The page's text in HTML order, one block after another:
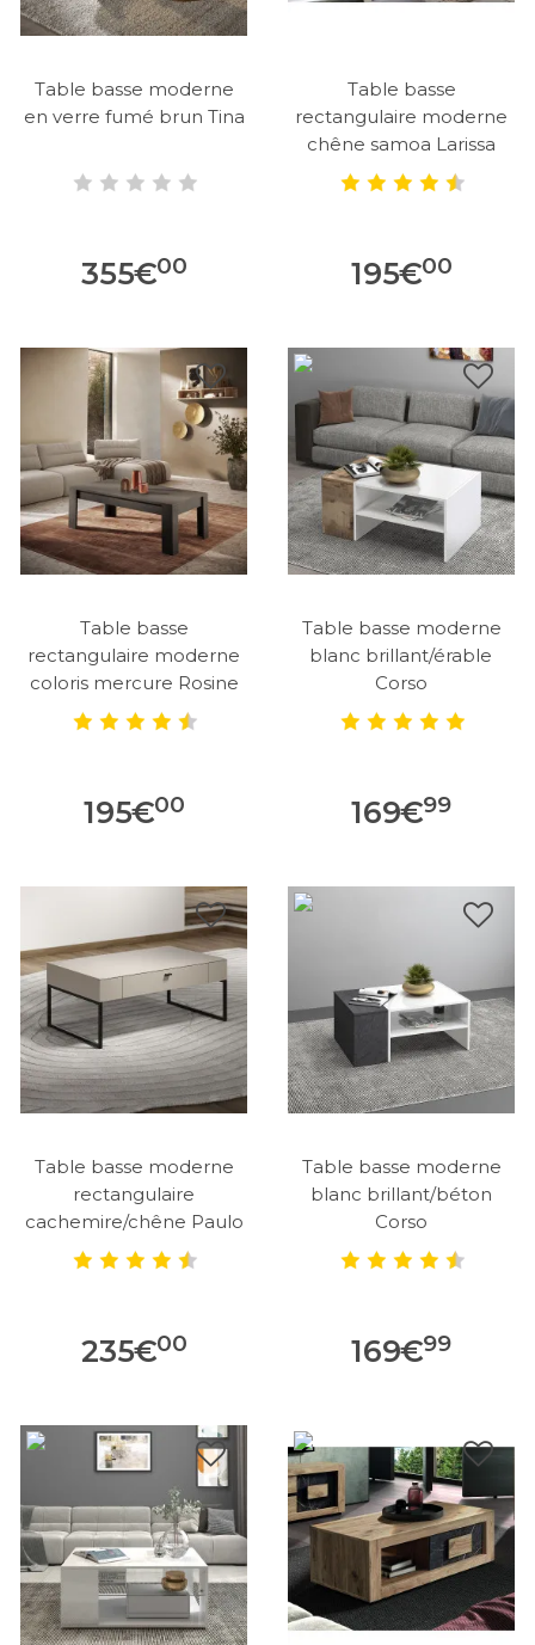
Table basse moderne
en verre fumé brun Tina
355€00
Table basse
rectangulaire moderne
chêne samoa Larissa
195€00
Table basse
rectangulaire moderne
coloris mercure Rosine
195€00
Table basse moderne
blanc brillant/érable
Corso
169€99
Table basse moderne
rectangulaire
cachemire/chêne Paulo
235€00
Table basse moderne
blanc brillant/béton
Corso
169€99